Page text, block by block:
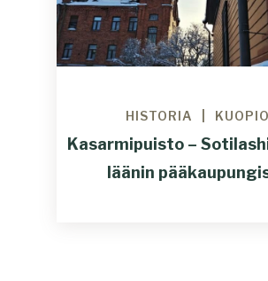
HISTORIA KUOPIO
Kasarmipuisto –
läänin